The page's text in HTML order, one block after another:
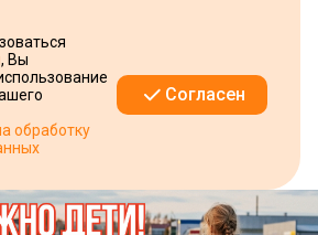
, Вы
обработку
Согласен